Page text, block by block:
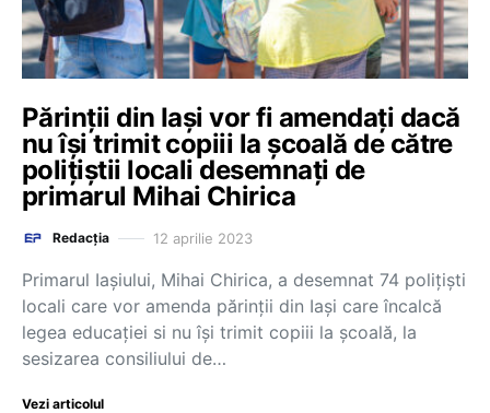
Părinții din Iași vor fi amendați dacă
nu își trimit copiii la școală de către
polițiștii locali desemnați de
primarul Mihai Chirica
Redacția 12 aprilie 2023
Primarul Iașiului, Mihai Chirica, a desemnat 74 polițiști
locali care vor amenda părinții din Iași care încalcă
legea educației si nu își trimit copiii la școală, la
sesizarea consiliului de…
Vezi articolul